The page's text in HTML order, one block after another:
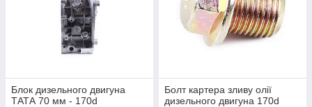
Блок дизельного двигуна
ТАТА 70 мм - 170d
Болт картера зливу олії
дизельного двигуна 170d